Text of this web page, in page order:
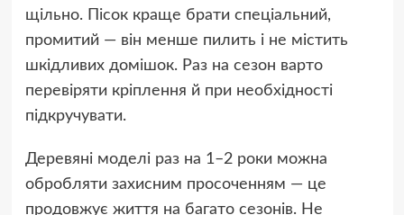
щільно. Пісок краще брати спеціальний,
промитий — він менше пилить і не містить
шкідливих домішок. Раз на сезон варто
перевіряти кріплення й при необхідності
підкручувати.
Деревяні моделі раз на 1–2 роки можна
обробляти захисним просоченням — це
продовжує життя на багато сезонів. Не